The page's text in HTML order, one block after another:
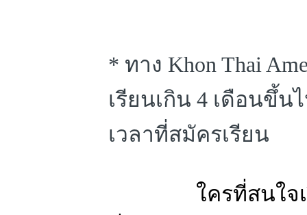
* ทาง Khon Thai
เรียนเกิน 4 เดือนขึ้
เวลาที่สมัครเรียน
ใครที่สนใจเรีย